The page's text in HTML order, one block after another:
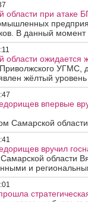
области при атаке
В данный момент
области ожидается
УГМС,
жёлтый
впервые
Самарской
вручил
области
и